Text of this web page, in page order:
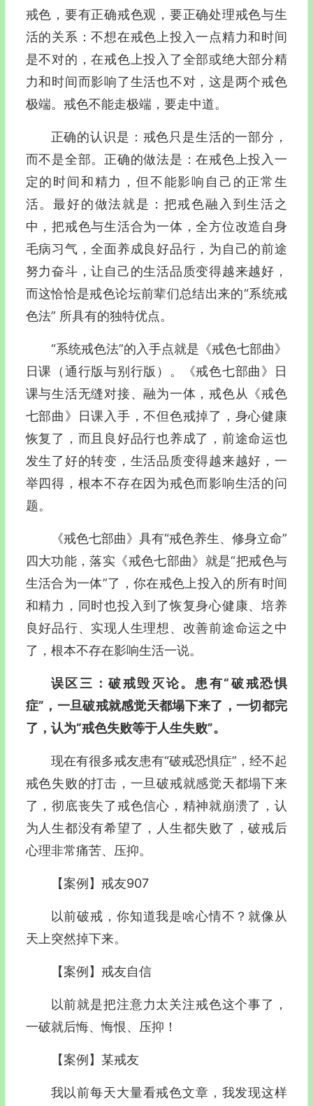
戒色，要有正确戒色观，要正确处理戒色与生
活的关系：不想在戒色上投入一点精力和时间
是不对的，在戒色上投入了全部或绝大部分精
力和时间而影响了生活也不对，这是两个戒色
极端。戒色不能走极端，要走中道。
正确的认识是：戒色只是生活的一部分，
而不是全部。正确的做法是：在戒色上投入一
定的时间和精力，但不能影响自己的正常生
活。最好的做法就是：把戒色融入到生活之
中，把戒色与生活合为一体，全方位改造自身
毛病习气，全面养成良好品行，为自己的前途
努力奋斗，让自己的生活品质变得越来越好，
而这恰恰是戒色论坛前辈们总结出来的“系统戒
色法” 所具有的独特优点。
“系统戒色法”的入手点就是《戒色七部曲》
日课（通行版与别行版）。《戒色七部曲》日
课与生活无缝对接、融为一体，戒色从《戒色
七部曲》日课入手，不但色戒掉了，身心健康
恢复了，而且良好品行也养成了，前途命运也
发生了好的转变，生活品质变得越来越好，一
举四得，根本不存在因为戒色而影响生活的问
题。
《戒色七部曲》具有“戒色养生、修身立命”
四大功能，落实《戒色七部曲》就是“把戒色与
生活合为一体”了，你在戒色上投入的所有时间
和精力，同时也投入到了恢复身心健康、培养
良好品行、实现人生理想、改善前途命运之中
了，根本不存在影响生活一说。
误区三：破戒毁灭论。患有“破戒恐惧
症”，一旦破戒就感觉天都塌下来了，一切都完
了，认为“戒色失败等于人生失败”。
现在有很多戒友患有“破戒恐惧症”，经不起
戒色失败的打击，一旦破戒就感觉天都塌下来
了，彻底丧失了戒色信心，精神就崩溃了，认
为人生都没有希望了，人生都失败了，破戒后
心理非常痛苦、压抑。
【案例】戒友907
以前破戒，你知道我是啥心情不？就像从
天上突然掉下来。
【案例】戒友自信
以前就是把注意力太关注戒色这个事了，
一破就后悔、悔恨、压抑！
【案例】某戒友
我以前每天大量看戒色文章，我发现这样